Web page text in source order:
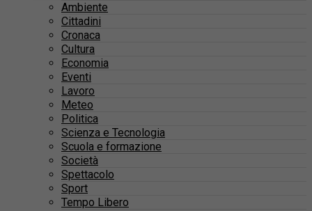
Ambiente
Cittadini
Cronaca
Cultura
Economia
Eventi
Lavoro
Meteo
Politica
Scienza e Tecnologia
Scuola e formazione
Società
Spettacolo
Sport
Tempo Libero